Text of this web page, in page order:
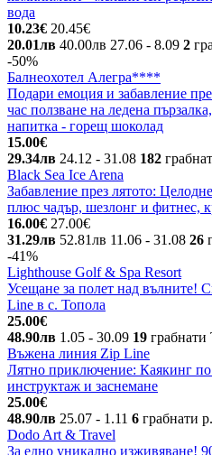
вода
10.23€ 20.45€
20.01лв 40.00лв 27.06 - 8.09 2
-50%
Балнеохотел Алегра****
Подари емоция и забавление
час ползване на ледена
напитка - горещ шоколад
15.00€
29.34лв 24.12 - 31.08 182
Black Sea Ice Arena
Забавление през лятото:
плюс чадър, шезлонг и фитнес,
16.00€ 27.00€
31.29лв 52.81лв 11.06 - 31.08 26
-41%
Lighthouse Golf & Spa Resort
Усещане за полет над вълните!
Line в с. Топола
25.00€
48.90лв 1.05 - 30.09 19 грабнати
Въжена линия Zip Line
Лятно приключение: Каякинг
инструктаж и заснемане
25.00€
48.90лв 25.07 - 1.11 6 грабнати
Dodo Art & Travel
За едно уникално изживяване!